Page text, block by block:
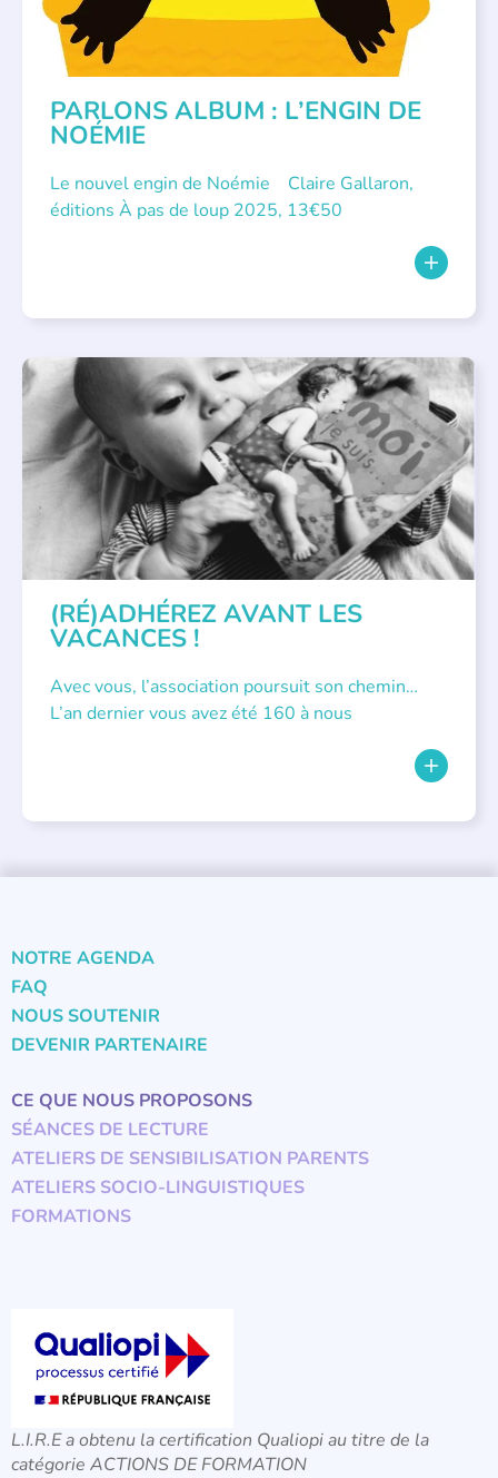
PARLONS ALBUM : L’ENGIN DE
NOÉMIE
Le nouvel engin de Noémie Claire Gallaron,
éditions À pas de loup 2025, 13€50
APPEL À SOUTIEN
(RÉ)ADHÉREZ AVANT LES
VACANCES !
Avec vous, l’association poursuit son chemin…
L’an dernier vous avez été 160 à nous
NOTRE AGENDA
FAQ
NOUS SOUTENIR
DEVENIR PARTENAIRE
CE QUE NOUS PROPOSONS
SÉANCES DE LECTURE
ATELIERS DE SENSIBILISATION PARENTS
ATELIERS SOCIO-LINGUISTIQUES
FORMATIONS
L.I.R.E a obtenu la certification Qualiopi au titre de la
catégorie ACTIONS DE FORMATION